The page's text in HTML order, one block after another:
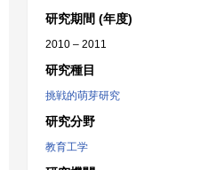
研究期間 (年度)
2010 – 2011
研究種目
挑戦的萌芽研究
研究分野
教育工学